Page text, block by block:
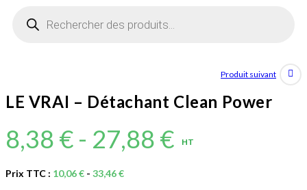
produits
Produit suivant
LE VRAI – Détachant Clean Power
8,38 € - 27,88 € HT
Prix TTC : 10,06€ - 33,46€